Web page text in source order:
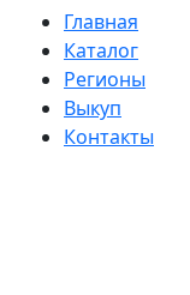
Главная
Каталог
Регионы
Выкуп
Контакты